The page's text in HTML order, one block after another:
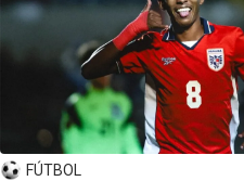
FÚTBOL